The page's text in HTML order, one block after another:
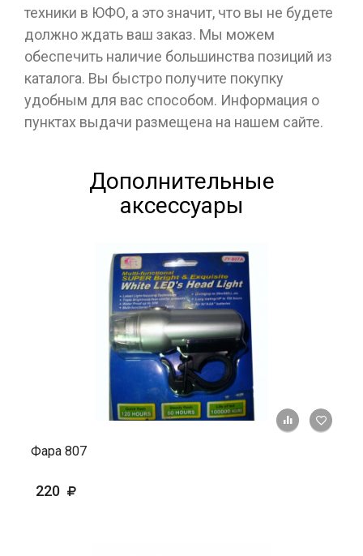
техники в ЮФО, а это значит, что вы не будете
должно ждать ваш заказ. Мы можем
обеспечить наличие большинства позиций из
каталога. Вы быстро получите покупку
удобным для вас способом. Информация о
пунктах выдачи размещена на нашем сайте.
Дополнительные
аксессуары
+ К
Фара 807
220